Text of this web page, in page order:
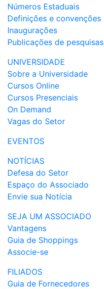
Números Estaduais
Definições e convenções
Inaugurações
Publicações de pesquisas
UNIVERSIDADE
Sobre a Universidade
Cursos Online
Cursos Presenciais
On Demand
Vagas do Setor
EVENTOS
NOTÍCIAS
Defesa do Setor
Espaço do Associado
Envie sua Notícia
SEJA UM ASSOCIADO
Vantagens
Guia de Shoppings
Associe-se
FILIADOS
Guia de Fornecedores